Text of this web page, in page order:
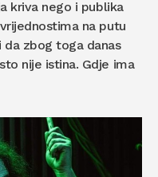
kriva nego i publika
na putu
da zbog toga danas
nije istina. Gdje ima